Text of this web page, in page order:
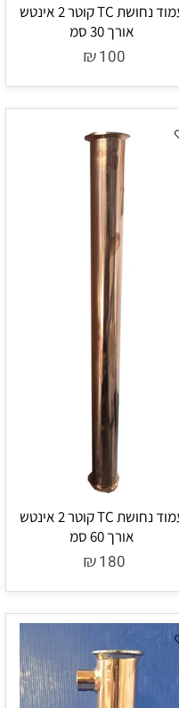
עמוד נחושת TC קוטר 2 אינטש
אורך 30 סמ
₪100
עמוד נחושת TC קוטר 2 אינטש
אורך 60 סמ
₪180